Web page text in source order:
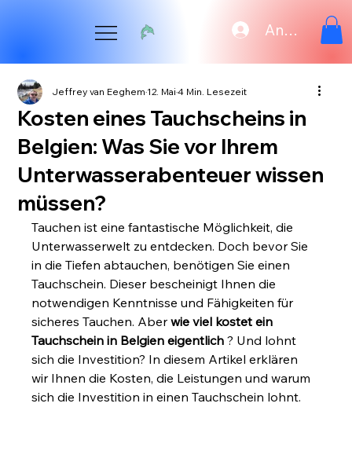
Anmelden
Kosten eines Tauchscheins in
Belgien: Was Sie vor Ihrem
Unterwasserabenteuer wissen
müssen?
Jeffrey van Eeghem12. Mai4 Min. Lesezeit
Tauchen ist eine fantastische Möglichkeit, die
Unterwasserwelt zu entdecken. Doch bevor Sie
in die Tiefen abtauchen, benötigen Sie einen
Tauchschein. Dieser bescheinigt Ihnen die
notwendigen Kenntnisse und Fähigkeiten für
sicheres Tauchen. Aber wie viel kostet ein
Tauchschein in Belgien eigentlich ? Und lohnt
sich die Investition? In diesem Artikel erklären
wir Ihnen die Kosten, die Leistungen und warum
sich die Investition in einen Tauchschein lohnt.